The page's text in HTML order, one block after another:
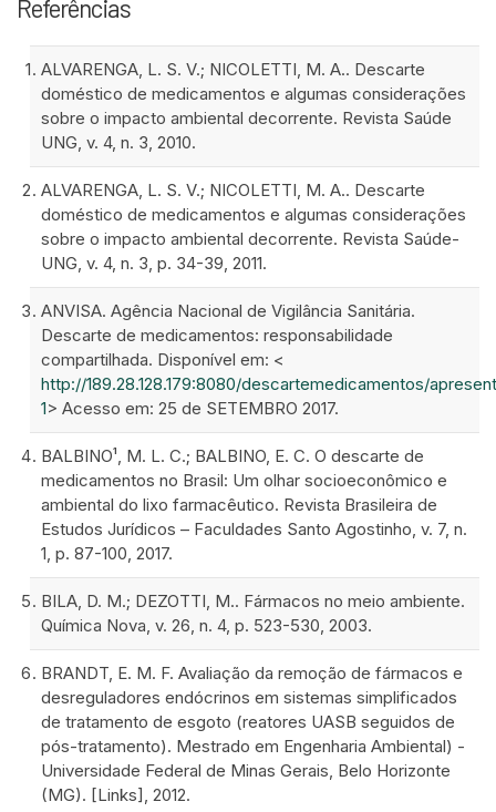
Referências
ALVARENGA, L. S. V.; NICOLETTI, M. A.. Descarte
doméstico de medicamentos e algumas considerações
sobre o impacto ambiental decorrente. Revista Saúde
UNG, v. 4, n. 3, 2010.
ALVARENGA, L. S. V.; NICOLETTI, M. A.. Descarte
doméstico de medicamentos e algumas considerações
sobre o impacto ambiental decorrente. Revista Saúde-
UNG, v. 4, n. 3, p. 34-39, 2011.
ANVISA. Agência Nacional de Vigilância Sanitária.
Descarte de medicamentos: responsabilidade
compartilhada. Disponível em: <
http://189.28.128.179:8080/descartemedicamentos/
1> Acesso em: 25 de SETEMBRO 2017.
BALBINO¹, M. L. C.; BALBINO, E. C. O descarte de
medicamentos no Brasil: Um olhar socioeconômico e
ambiental do lixo farmacêutico. Revista Brasileira de
Estudos Jurídicos – Faculdades Santo Agostinho, v. 7, n.
1, p. 87-100, 2017.
BILA, D. M.; DEZOTTI, M.. Fármacos no meio ambiente.
Química Nova, v. 26, n. 4, p. 523-530, 2003.
BRANDT, E. M. F. Avaliação da remoção de fármacos e
desreguladores endócrinos em sistemas simplificados
de tratamento de esgoto (reatores UASB seguidos de
pós-tratamento). Mestrado em Engenharia Ambiental) -
Universidade Federal de Minas Gerais, Belo Horizonte
(MG). [Links], 2012.